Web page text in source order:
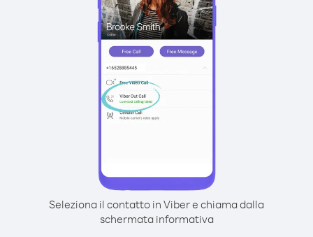
Seleziona il contatto in Viber e chiama dalla
schermata informativa